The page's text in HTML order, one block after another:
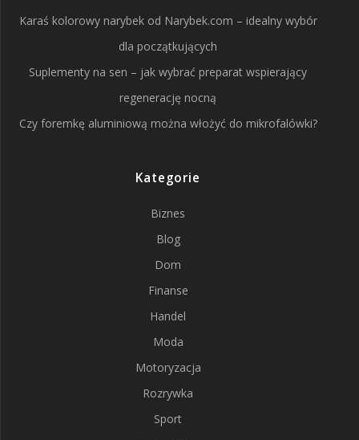
Karaś kolorowy narybek od Narybek.com – idealny wybór
dla początkujących
Suplementy na sen – jak wybrać preparat wspierający
regenerację nocną
Czy foremkę aluminiową można włożyć do mikrofalówki?
Kategorie
Biznes
Blog
Dom
Finanse
Handel
Moda
Motoryzacja
Rozrywka
Sport